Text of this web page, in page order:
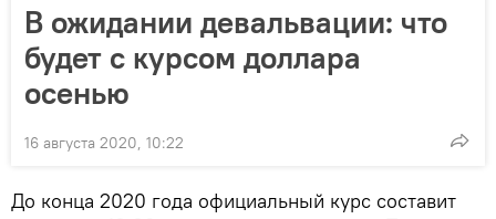
В ожидании девальвации: что
будет с курсом доллара
осенью
16 августа 2020, 10:22
До конца 2020 года официальный курс составит